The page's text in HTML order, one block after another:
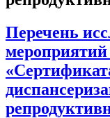
Перечень